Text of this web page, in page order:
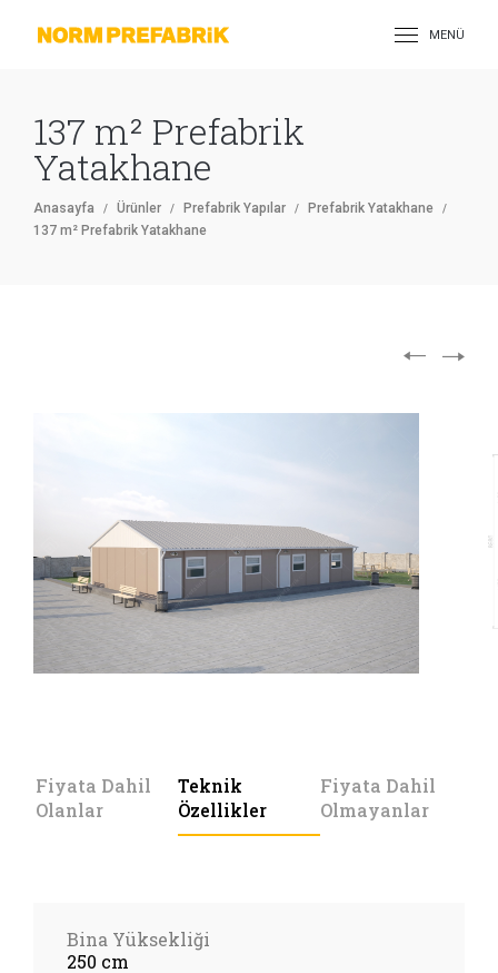
MENÜ
137 m² Prefabrik
Yatakhane
Anasayfa Ürünler Prefabrik Yapılar
Prefabrik Yatakhane
137 m² Prefabrik Yatakhane
Fiyata Dahil
Olanlar
Teknik
Özellikler
Fiyata Dahil
Olmayanlar
Bina Yüksekliği
250 cm